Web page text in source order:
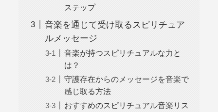
ステップ
音楽を通じて受け取るスピリチュア
ルメッセージ
音楽が持つスピリチュアルな力と
は？
守護存在からのメッセージを音楽で
感じ取る方法
おすすめのスピリチュアル音楽リス